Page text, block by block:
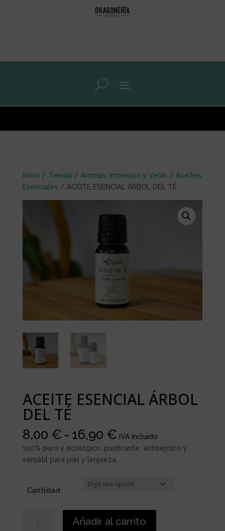
Inicio / Tienda / Aromas, Inciensos y Velas / Aceites
Esenciales / ACEITE ESENCIAL ÁRBOL DEL TÉ
ACEITE ESENCIAL ÁRBOL
DEL TÉ
8,00 € - 16,90 €Rango
de
precios:
8,00 €
hasta
IVA Incluido
100% puro y ecológico, purificante, antiséptico y
versátil para piel y limpieza.
Cantidad
ESENCIAL
Añadir al carrito